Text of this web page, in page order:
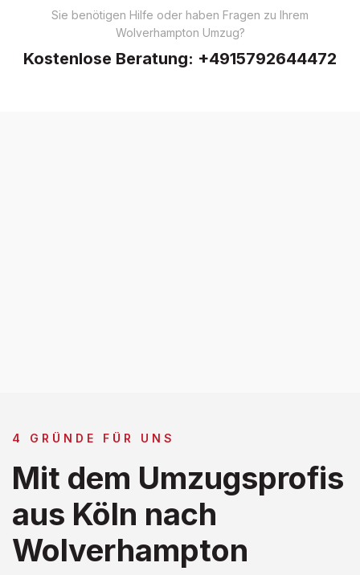
Sie benötigen Hilfe oder haben Fragen zu Ihrem
Wolverhampton Umzug?
Kostenlose Beratung: +4915792644472
4 GRÜNDE FÜR UNS
Mit dem Umzugsprofis
aus Köln nach
Wolverhampton